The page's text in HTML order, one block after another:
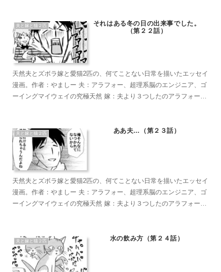
えん坊のもふもふ こぶ茶：抱っこが大好きラグドール。遊びへの欲
求がすごい。やりたい放題のバ…やんちゃ坊主
夫と嫁と猫２匹
それはある冬の日の出来事でした。
（第２２話）
天然夫とズボラ嫁と愛猫2匹の、何てことない日常を描いたエッセイ
漫画。作者：やましー 夫：アラフォー、超理系脳のエンジニア、ゴ
ーイングマイウェイの究極天然 嫁：夫より３つしたのアラフォー、
えん坊のもふもふ こぶ茶：抱っこが大好きラグドール。遊びへの欲
求がすごい。やりたい放題のバ…やんちゃ坊主
夫と嫁と猫２匹 ああ夫…（第２３話）
天然夫とズボラ嫁と愛猫2匹の、何てことない日常を描いたエッセイ
漫画。作者：やましー 夫：アラフォー、超理系脳のエンジニア、ゴ
ーイングマイウェイの究極天然 嫁：夫より３つしたのアラフォー、
えん坊のもふもふ こぶ茶：抱っこが大好きラグドール。遊びへの欲
求がすごい。やりたい放題のバ…やんちゃ坊主
夫と嫁と猫２匹 水の飲み方（第２４話）